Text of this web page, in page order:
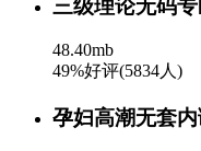
三级理论无码
48.40mb
49%好评(5834人)
孕妇高潮无套